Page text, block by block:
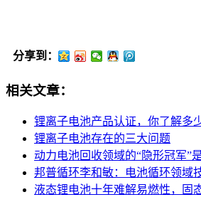
分享到：
相关文章：
锂离子电池产品认证，你了解多
锂离子电池存在的三大问题
动力电池回收领域的“隐形冠军”
邦普循环李和敏：电池循环领域
液态锂电池十年难解易燃性，固